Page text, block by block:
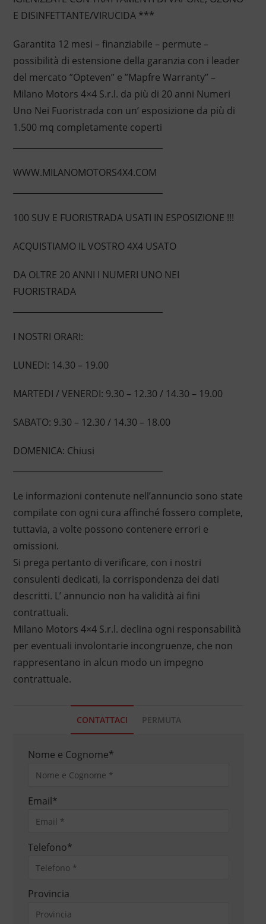
E DISINFETTANTE/VIRUCIDA ***
Garantita 12 mesi – finanziabile – permute –
possibilità di estensione della garanzia con i leader
del mercato ”Opteven” e ”Mapfre Warranty” –
Milano Motors 4×4 S.r.l. da più di 20 anni Numeri
Uno Nei Fuoristrada con un’ esposizione da più di
1.500 mq completamente coperti
WWW.MILANOMOTORS4X4.COM
100 SUV E FUORISTRADA USATI IN ESPOSIZIONE !!!
ACQUISTIAMO IL VOSTRO 4X4 USATO
DA OLTRE 20 ANNI I NUMERI UNO NEI
FUORISTRADA
I NOSTRI ORARI:
LUNEDI: 14.30 – 19.00
MARTEDI / VENERDI: 9.30 – 12.30 / 14.30 – 19.00
SABATO: 9.30 – 12.30 / 14.30 – 18.00
DOMENICA: Chiusi
Le informazioni contenute nell’annuncio sono state
compilate con ogni cura affinché fossero complete,
tuttavia, a volte possono contenere errori e
omissioni.
Si prega pertanto di verificare, con i nostri
consulenti dedicati, la corrispondenza dei dati
descritti. L’ annuncio non ha validità ai fini
contrattuali.
Milano Motors 4×4 S.r.l. declina ogni responsabilità
per eventuali involontarie incongruenze, che non
rappresentano in alcun modo un impegno
contrattuale.
CONTATTACI PERMUTA
Nome e Cognome*
Email*
Telefono*
Provincia